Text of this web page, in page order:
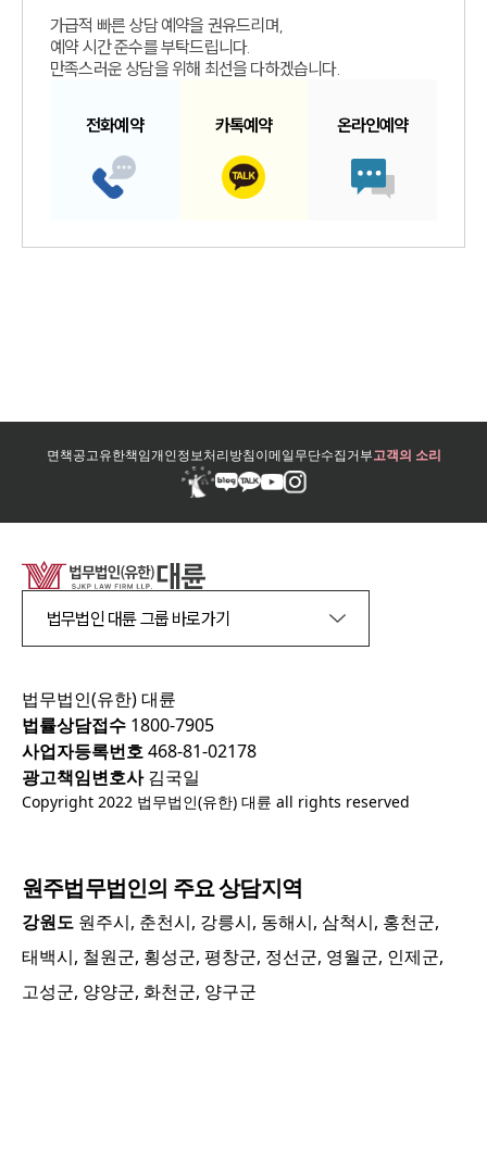
가급적 빠른 상담 예약을 권유드리며,
예약 시간 준수를 부탁드립니다.
만족스러운 상담을 위해 최선을 다하겠습니다.
전화예약 카톡예약 온라인예약
면책공고유한책임개인정보처리방침이메일무단수집거부고객의 소리
법무법인 대륜 그룹 바로가기
법무법인(유한) 대륜
법률상담접수 1800-7905
사업자등록번호468-81-02178
광고책임변호사김국일
Copyright 2022 법무법인(유한) 대륜 all rights reserved
원주법무법인의 주요 상담지역
강원도 원주시, 춘천시, 강릉시, 동해시, 삼척시, 홍천군,
태백시, 철원군, 횡성군, 평창군, 정선군, 영월군, 인제군,
고성군, 양양군, 화천군, 양구군